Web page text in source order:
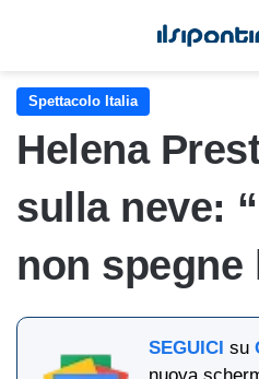
Spettacolo Italia
Helena
sulla neve:
non spegne
SEGUICI su